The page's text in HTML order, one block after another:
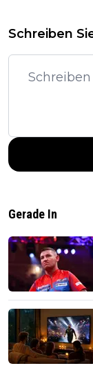
Schreiben
Gerade In